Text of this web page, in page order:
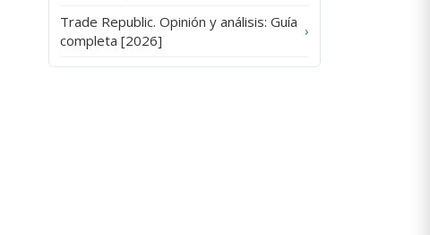
Trade Republic. Opinión y análisis: Guía
completa [2026]
›